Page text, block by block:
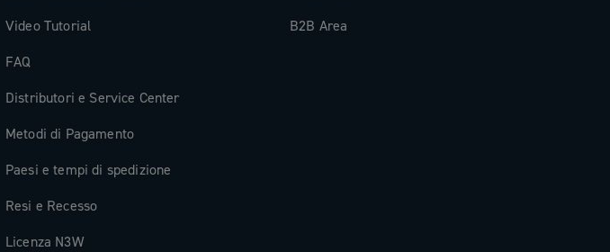
Video Tutorial
FAQ
Distributori e Service Center
Metodi di Pagamento
Paesi e tempi di spedizione
Resi e Recesso
Licenza N3W
B2B Area